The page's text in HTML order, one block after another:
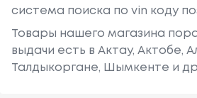
система поиска по vin коду
Товары нашего магазина
выдачи есть в Актау, Актобе,
Талдыкоргане, Шымкенте и